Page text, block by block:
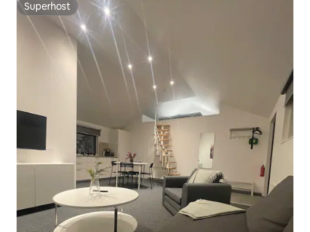
Superhost
Superhost